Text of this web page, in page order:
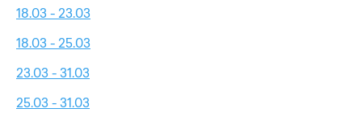
18.03 - 23.03
18.03 - 25.03
23.03 - 31.03
25.03 - 31.03